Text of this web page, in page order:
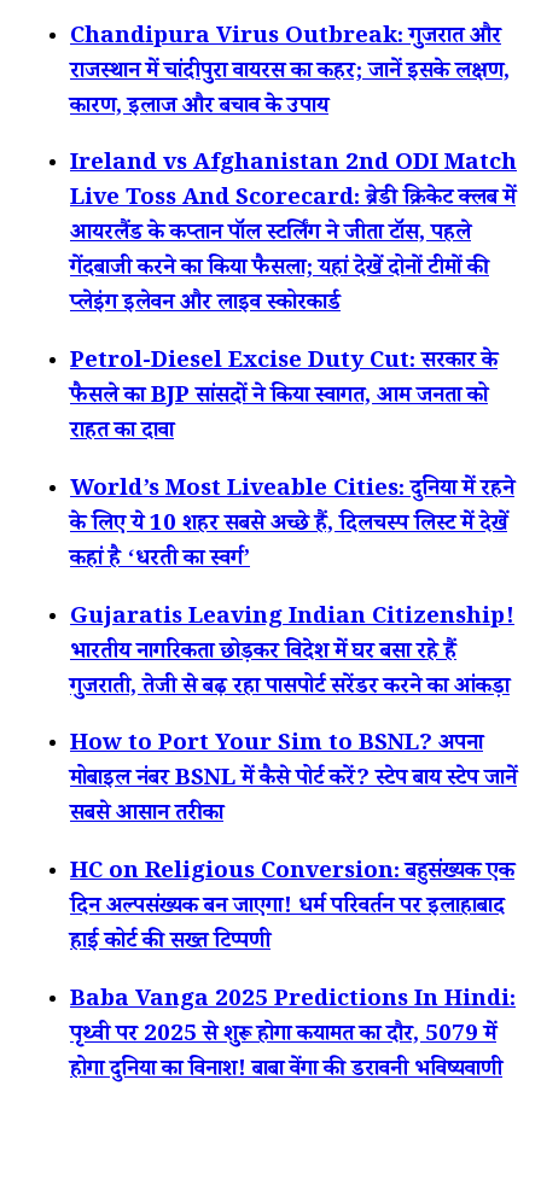
Chandipura Virus Outbreak: गुजरात और
राजस्थान में चांदीपुरा वायरस का कहर; जानें इसके लक्षण,
कारण, इलाज और बचाव के उपाय
Ireland vs Afghanistan 2nd ODI Match
Live Toss And Scorecard: ब्रेडी क्रिकेट क्लब में
आयरलैंड के कप्तान पॉल स्टर्लिंग ने जीता टॉस, पहले
गेंदबाजी करने का किया फैसला; यहां देखें दोनों टीमों की
प्लेइंग इलेवन और लाइव स्कोरकार्ड
Petrol-Diesel Excise Duty Cut: सरकार के
फैसले का BJP सांसदों ने किया स्वागत, आम जनता को
राहत का दावा
World’s Most Liveable Cities: दुनिया में रहने
के लिए ये 10 शहर सबसे अच्छे हैं, दिलचस्प लिस्ट में देखें
कहां है ‘धरती का स्वर्ग’
Gujaratis Leaving Indian Citizenship!
भारतीय नागरिकता छोड़कर विदेश में घर बसा रहे हैं
गुजराती, तेजी से बढ़ रहा पासपोर्ट सरेंडर करने का आंकड़ा
How to Port Your Sim to BSNL? अपना
मोबाइल नंबर BSNL में कैसे पोर्ट करें? स्टेप बाय स्टेप जानें
सबसे आसान तरीका
HC on Religious Conversion: बहुसंख्यक एक
दिन अल्पसंख्यक बन जाएगा! धर्म परिवर्तन पर इलाहाबाद
हाई कोर्ट की सख्त टिप्पणी
Baba Vanga 2025 Predictions In Hindi:
पृथ्वी पर 2025 से शुरू होगा कयामत का दौर, 5079 में
होगा दुनिया का विनाश! बाबा वेंगा की डरावनी भविष्यवाणी